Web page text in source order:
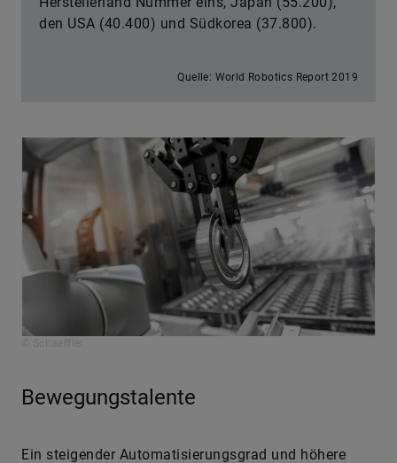
den USA (40.400) und Südkorea (37.800).
Quelle: World Robotics Report 2019
Bewegungstalente
Ein steigender Automatisierungsgrad und höhere